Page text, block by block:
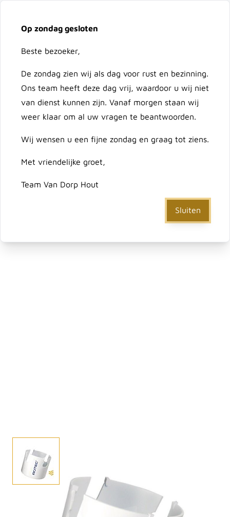
Op zondag gesloten
Beste bezoeker,
De zondag zien wij als dag voor rust en bezinning.
Ons team heeft deze dag vrij, waardoor u wij niet
van dienst kunnen zijn. Vanaf morgen staan wij
weer klaar om al uw vragen te beantwoorden.
Wij wensen u een fijne zondag en graag tot ziens.
Met vriendelijke groet,
Team Van Dorp Hout
Sluiten
Ga naar de inhoud
Doorzoek de hele winkel
Multipurpose gatzaag
tmax=57 44 mm (1-3/4")
De MultiPurpose gatzag is speciaal ontworpen voor de
vakman die veelvuldig met hout, zachte steensoorten